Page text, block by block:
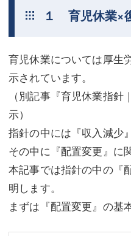
離婚（夫婦間トラブル）
労働問題（解雇，残業等
刑事弁護
不動産登記
商業登記
調査・書面作成
刑事弁護
交通事故
商業登記
調査・書面作成
債務整理
１ 育児休業×
育児休業については厚生
示されています。
（別記事『育児休業指
示）
指針の中には『収入減少
その中に『配置変更』に
本記事では指針の中の『
明します。
まずは『配置変更』の基